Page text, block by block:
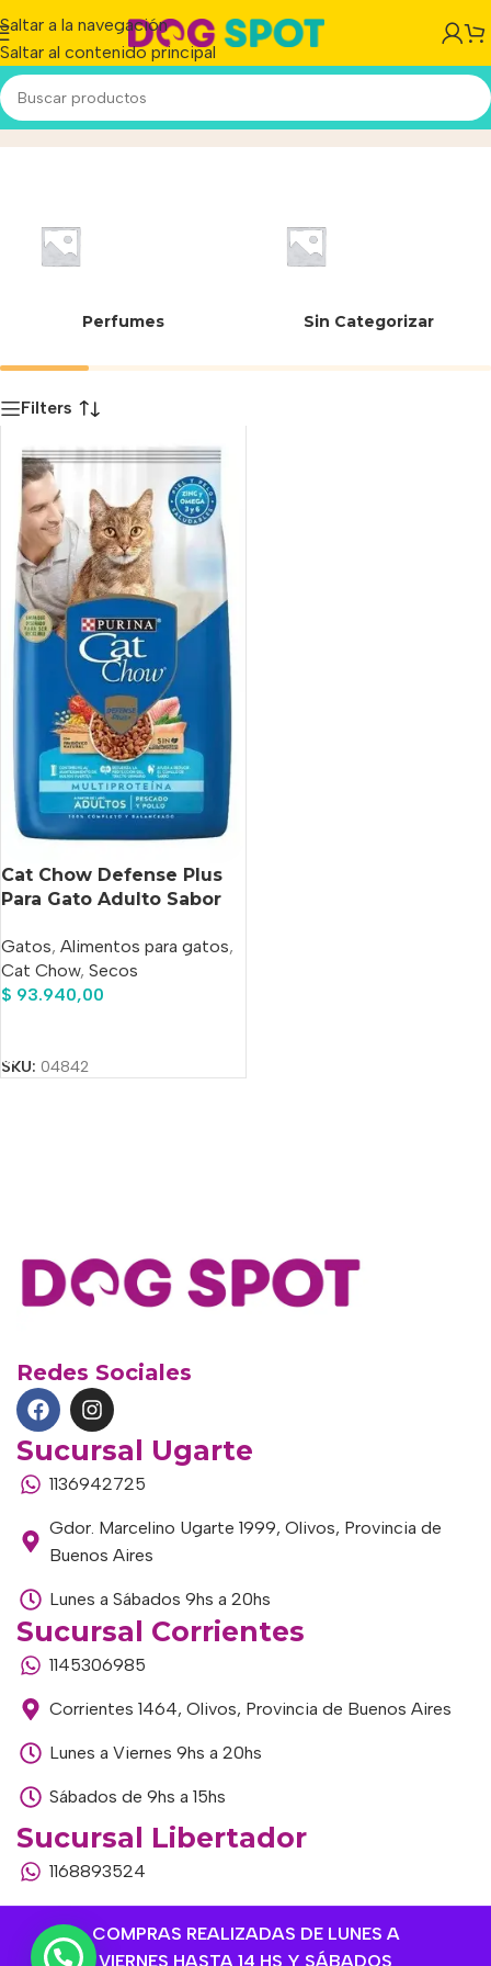
COMPRAS REALIZADAS DE LUNES A
VIERNES HASTA 14 HS Y SÁBADOS
Saltar a la navegación
Saltar al contenido principal
7613034875020Inicio/Producto
Perfumes Sin Categorizar
Filters
Cat Chow Defense Plus
Para Gato Adulto Sabor
De 15 kg
Gatos, Alimentos para gatos,
Cat Chow, Secos
$ 93.940,00
SKU: 04842
Redes Sociales
Sucursal Ugarte
1136942725
Gdor. Marcelino Ugarte 1999, Olivos, Provincia de
Buenos Aires
Lunes a Sábados 9hs a 20hs
Sucursal Corrientes
1145306985
Corrientes 1464, Olivos, Provincia de Buenos Aires
Lunes a Viernes 9hs a 20hs
Sábados de 9hs a 15hs
Sucursal Libertador
1168893524
Buenos Aires